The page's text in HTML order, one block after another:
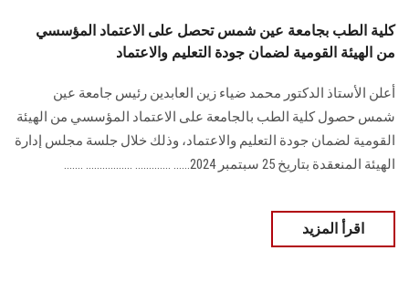
كلية الطب بجامعة عين شمس تحصل على الاعتماد المؤسسي
من الهيئة القومية لضمان جودة التعليم والاعتماد
أعلن الأستاذ الدكتور محمد ضياء زين العابدين رئيس جامعة عين
شمس حصول كلية الطب ‏بالجامعة على الاعتماد المؤسسي من الهيئة
القومية لضمان جودة التعليم والاعتماد، وذلك خلال ‏جلسة مجلس إدارة
الهيئة المنعقدة بتاريخ 25 سبتمبر 2024‏‎.‎..... ............. ................. .......
اقرأ المزيد